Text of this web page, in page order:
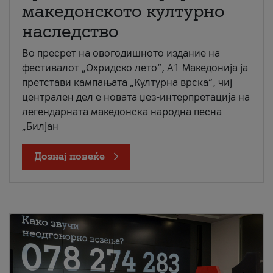
македонското културно
наследство
Во пресрет на овогодишното издание на
фестивалот „Охридско лето“, А1 Македонија ја
претстави кампањата „Културна врска“, чиј
централен дел е новата џез-интерпретација на
легендарната македонска народна песна
„Билјан
Дознај повеќе